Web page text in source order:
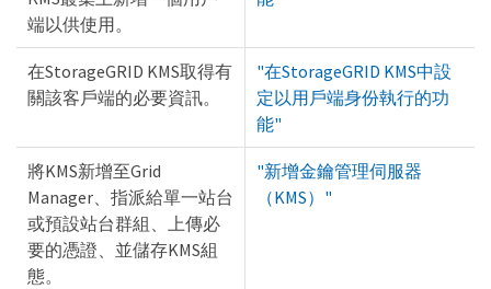
端以供使用。
在StorageGRID KMS取得有
關該客戶端的必要資訊。
"在StorageGRID KMS中設
定以用戶端身份執行的功
能"
將KMS新增至Grid
Manager、指派給單一站台
或預設站台群組、上傳必
要的憑證、並儲存KMS組
態。
"新增金鑰管理伺服器
（KMS）"